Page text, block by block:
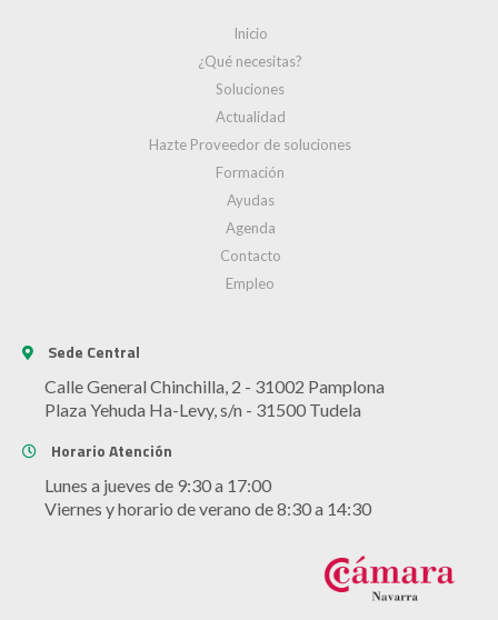
Inicio
¿Qué necesitas?
Soluciones
Actualidad
Hazte Proveedor de soluciones
Formación
Ayudas
Agenda
Contacto
Empleo
Sede Central
Calle General Chinchilla, 2 - 31002 Pamplona
Plaza Yehuda Ha-Levy, s/n - 31500 Tudela
Horario Atención
Lunes a jueves de 9:30 a 17:00
Viernes y horario de verano de 8:30 a 14:30